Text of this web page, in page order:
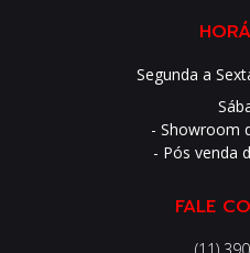
Segunda a
- Showroom
- Pós venda
FALE
(11)